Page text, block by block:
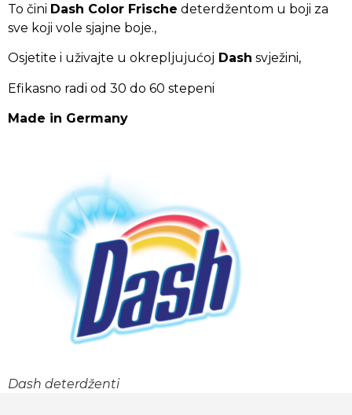
To čini Dash Color Frische deterdžentom u boji za
sve koji vole sjajne boje.,
Osjetite i uživajte u okrepljujućoj Dash svježini,
Efikasno radi od 30 do 60 stepeni
Made in Germany
Dash deterdženti